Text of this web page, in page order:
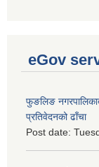
eGov
फुङलिङ
प्रतिवेदनको ढाँचा
Post date: